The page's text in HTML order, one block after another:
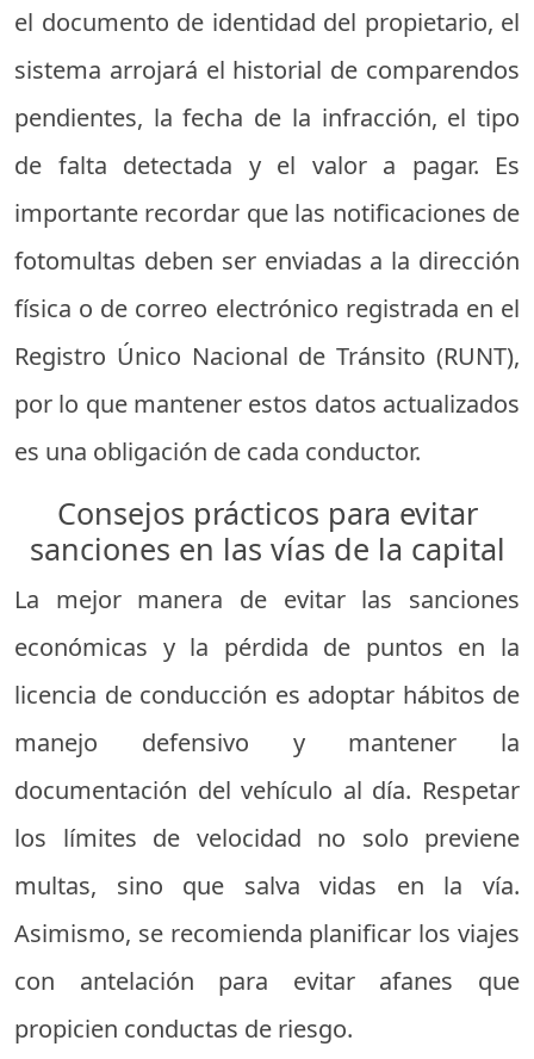
el documento de identidad del propietario, el
sistema arrojará el historial de comparendos
pendientes, la fecha de la infracción, el tipo
de falta detectada y el valor a pagar. Es
importante recordar que las notificaciones de
fotomultas deben ser enviadas a la dirección
física o de correo electrónico registrada en el
Registro Único Nacional de Tránsito (RUNT),
por lo que mantener estos datos actualizados
es una obligación de cada conductor.
Consejos prácticos para evitar
sanciones en las vías de la capital
La mejor manera de evitar las sanciones
económicas y la pérdida de puntos en la
licencia de conducción es adoptar hábitos de
manejo defensivo y mantener la
documentación del vehículo al día. Respetar
los límites de velocidad no solo previene
multas, sino que salva vidas en la vía.
Asimismo, se recomienda planificar los viajes
con antelación para evitar afanes que
propicien conductas de riesgo.